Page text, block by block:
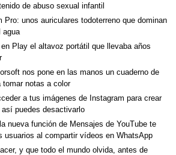
de abuso sexual infantil
Pro: unos auriculares todoterreno que dominan
agua
Play el altavoz portátil que llevaba años
nos pone en las manos un cuaderno de
tomar notas a color
a tus imágenes de Instagram para crear
puedes desactivarlo
nueva función de Mensajes de YouTube te
usuarios al compartir vídeos en WhatsApp
y que todo el mundo olvida, antes de